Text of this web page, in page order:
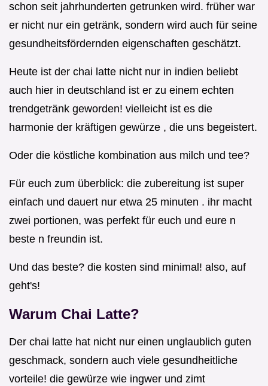
schon seit jahrhunderten getrunken wird. früher war
er nicht nur ein getränk, sondern wird auch für seine
gesundheitsfördernden eigenschaften geschätzt.
Heute ist der chai latte nicht nur in indien beliebt
auch hier in deutschland ist er zu einem echten
trendgetränk geworden! vielleicht ist es die
harmonie der kräftigen gewürze , die uns begeistert.
Oder die köstliche kombination aus milch und tee?
Für euch zum überblick: die zubereitung ist super
einfach und dauert nur etwa 25 minuten . ihr macht
zwei portionen, was perfekt für euch und eure n
beste n freundin ist.
Und das beste? die kosten sind minimal! also, auf
geht's!
Warum Chai Latte?
Der chai latte hat nicht nur einen unglaublich guten
geschmack, sondern auch viele gesundheitliche
vorteile! die gewürze wie ingwer und zimt